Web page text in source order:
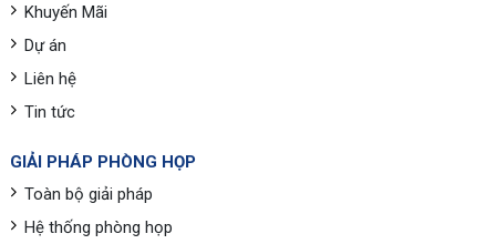
Khuyến Mãi
Dự án
Liên hệ
Tin tức
GIẢI PHÁP PHÒNG HỌP
Toàn bộ giải pháp
Hệ thống phòng họp